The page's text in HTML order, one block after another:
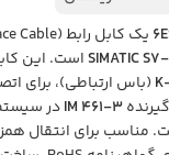
SIMATICاست. این
(باس ارتباطی)، برای
IM 461-3در
مناسب برای انتقال